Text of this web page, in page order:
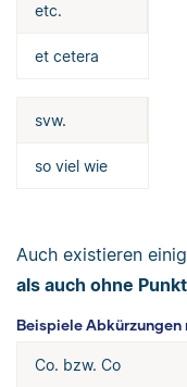
etc.
et cetera
svw.
so viel wie
Auch existieren
als auch ohne Punkt
Beispiele
Co. bzw. Co